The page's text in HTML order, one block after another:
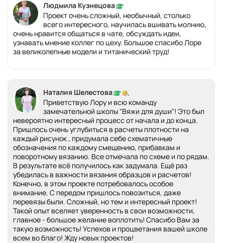
Людмила Кузнецова
Проект очень сложный, необычный, столько
всего интересного, научилась вшивать молнию,
очень нравится общаться в чате, обсуждать идеи,
узнавать мнение коллег по цеху. Большое спасибо Лоре
за великолепные модели и титанический труд!
Наталия Шелестова
Приветствую Лору и всю команду
замечательной школы "Вяжи для души"! Это был
невероятно интересный процесс от начала и до конца.
Пришлось очень углубиться в расчеты плотности на
каждый рисунок , придумала себе схематичные
обозначения по каждому смещению, прибавкам и
поворотному вязанию. Все отмечала по схеме и по рядам.
В результате всё получилось как задумала. Ещё раз
убедилась в важности вязания образцов и расчетов!
Конечно, в этом проекте потребовалось особое
внимание. С передом пришлось повозиться, даже
перевязы были. Сложный, но тем и интересный проект!
Такой опыт вселяет уверенность в свои возможности,
главное - большое желание воплотить! Спасибо Вам за
такую возможность! Успехов и процветания вашей школе
всем во благо! Жду новых проектов!